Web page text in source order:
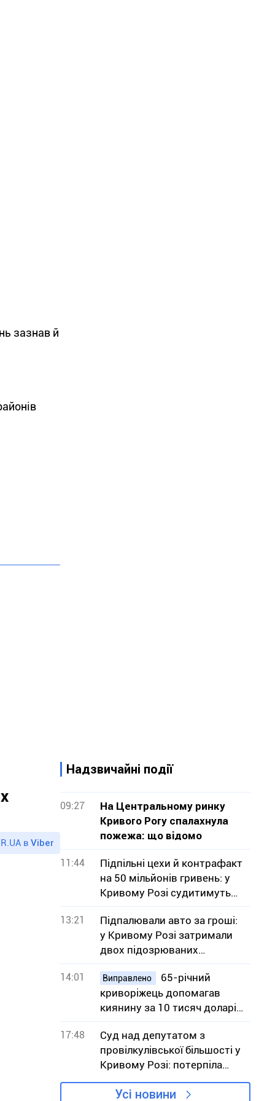
зазнав й
в Viber
Надзвичайні події
09:27
На Центральному ринку
Кривого Рогу спалахнула
пожежа: що відомо
11:44
Підпільні цехи й контрафакт
на 50 мільйонів гривень: у
Кривому Розі судитимуть
13 людей
13:21
Підпалювали авто за гроші:
у Кривому Розі затримали
двох підозрюваних
виконавиць
14:01 Виправлено
65-річний
криворіжець допомагав
киянину за 10 тисяч доларів
незаконно потрапити у
Словаччину
17:48
Суд над депутатом з
провілкулівської більшості у
Кривому Розі: потерпіла
сторона заявляє, що вона не
потерпіла
Усі новини